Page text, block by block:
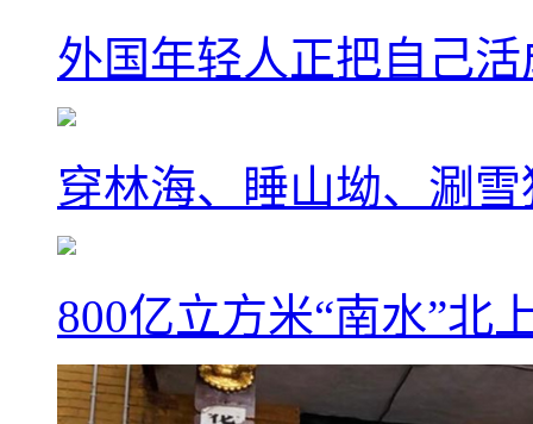
外国年轻人正把自己活
穿林海、睡山坳、涮
800亿立方米“南水”北